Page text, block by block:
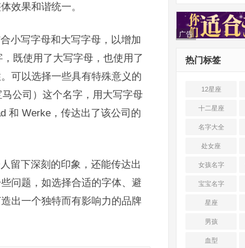
效果和谐统一。
小写字母和大写字母，以增加
既使用了大写字母，也使用了
可以选择一些具有特殊意义的
公司）这个名字，用大写字母
和 Werke，传达出了该公司的
留下深刻的印象，还能传达出
问题，如选择合适的字体、避
出一个独特而有影响力的品牌
广告
热门标签
12星座
十二星座
名字大全
处女座
女孩名字
宝宝名字
星座
男孩
血型